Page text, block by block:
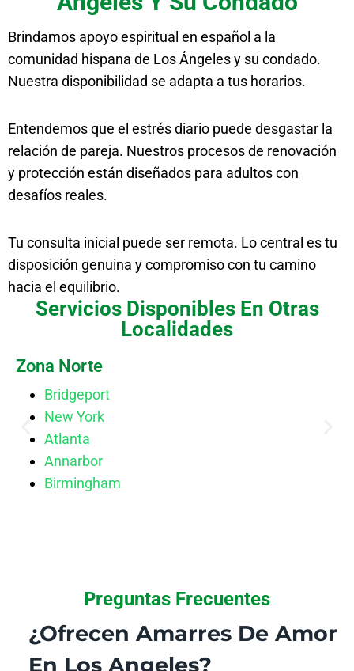
Brindamos apoyo espiritual en español a la
comunidad hispana de Los Ángeles y su condado.
Nuestra disponibilidad se adapta a tus horarios.
Entendemos que el estrés diario puede desgastar la
relación de pareja. Nuestros procesos de renovación
y protección están diseñados para adultos con
desafíos reales.
Tu consulta inicial puede ser remota. Lo central es tu
disposición genuina y compromiso con tu camino
hacia el equilibrio.
Servicios Disponibles En Otras
Localidades
Zona Norte
Bridgeport
New York
Atlanta
Annarbor
Birmingham
Preguntas Frecuentes
¿Ofrecen Amarres De Amor
En Los Angeles?